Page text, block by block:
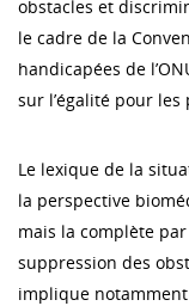
obstacles et
le cadre de la
handicapées de
sur l’égalité pour les
Le lexique de la
la perspective
mais la complète
suppression des
implique